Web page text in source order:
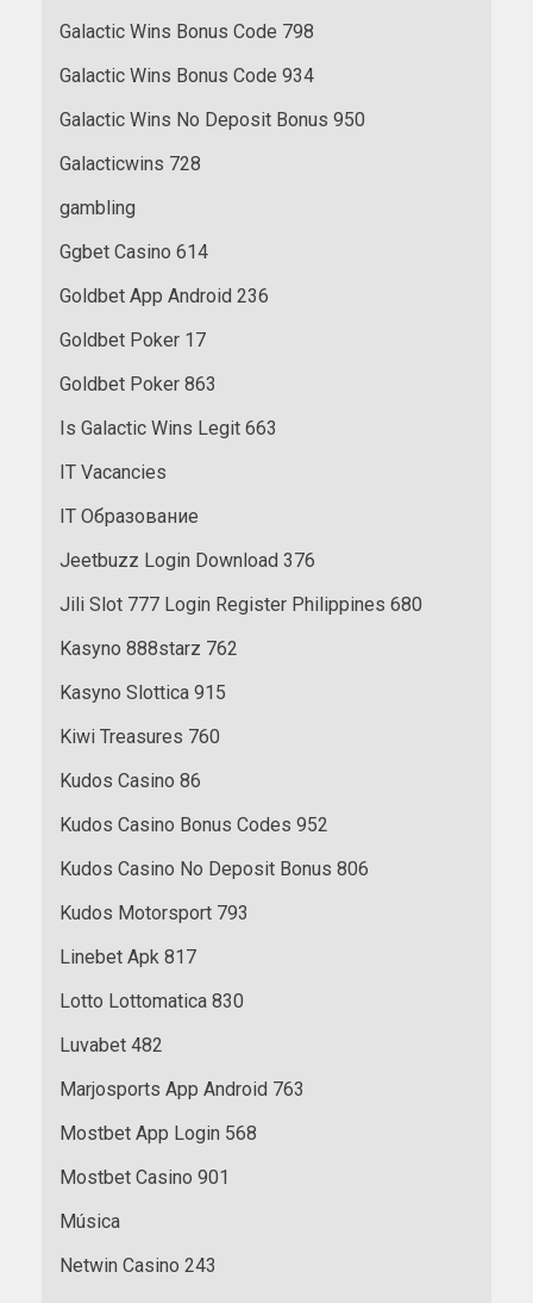
Galactic Wins Bonus Code 798
Galactic Wins Bonus Code 934
Galactic Wins No Deposit Bonus 950
Galacticwins 728
gambling
Ggbet Casino 614
Goldbet App Android 236
Goldbet Poker 17
Goldbet Poker 863
Is Galactic Wins Legit 663
IT Vacancies
IT Образование
Jeetbuzz Login Download 376
Jili Slot 777 Login Register Philippines 680
Kasyno 888starz 762
Kasyno Slottica 915
Kiwi Treasures 760
Kudos Casino 86
Kudos Casino Bonus Codes 952
Kudos Casino No Deposit Bonus 806
Kudos Motorsport 793
Linebet Apk 817
Lotto Lottomatica 830
Luvabet 482
Marjosports App Android 763
Mostbet App Login 568
Mostbet Casino 901
Música
Netwin Casino 243